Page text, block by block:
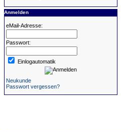
Anmelden
eMail-Adresse:
Passwort:
Einlogautomatik
Neukunde
Passwort vergessen?